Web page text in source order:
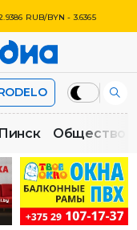
RUB/BYN - 3.6365
Пинск Общество